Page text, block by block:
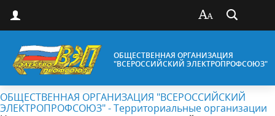
ОБЩЕСТВЕННАЯ ОРГАНИЗАЦИЯ
"ВСЕРОССИЙСКИЙ ЭЛЕКТРОПРОФСОЮЗ"
ОБЩЕСТВЕННАЯ ОРГАНИЗАЦИЯ "ВСЕРОССИЙСКИЙ
ЭЛЕКТРОПРОФСОЮЗ" - Территориальные организации